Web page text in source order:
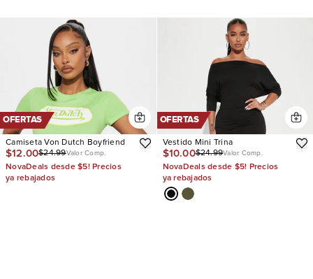
OFERTAS
Camiseta Von Dutch Boyfriend
$12.00$24.99Valor Comp.
NovaDeals desde $5! Precios
ya rebajados
OFERTAS
Vestido Mini Trina
$10.00$24.99Valor Comp.
NovaDeals desde $5! Precios
ya rebajados